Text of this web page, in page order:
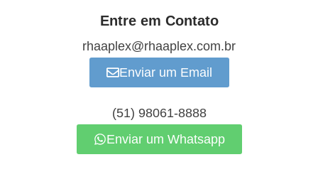
Entre em Contato
rhaaplex@rhaaplex.com.br
Enviar um Email
(51) 98061-8888
Enviar um Whatsapp